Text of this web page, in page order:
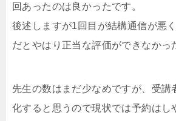
回あったのは良かったです。
後述しますが1回目が結構通信が悪
だとやはり正当な評価ができなかっ
先生の数はまだ少なめですが、受講
化すると思うので現状では予約はし